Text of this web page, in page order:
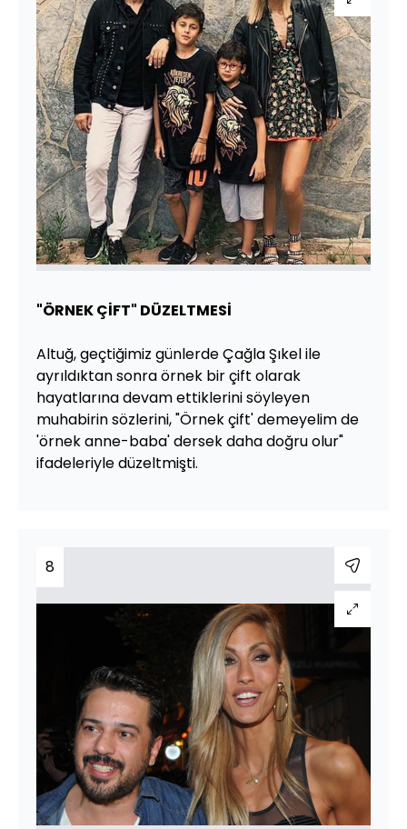
"ÖRNEK ÇİFT" DÜZELTMESİ
Altuğ, geçtiğimiz günlerde Çağla Şıkel ile
ayrıldıktan sonra örnek bir çift olarak
hayatlarına devam ettiklerini söyleyen
muhabirin sözlerini, "Örnek çift' demeyelim de
'örnek anne-baba' dersek daha doğru olur"
ifadeleriyle düzeltmişti.
8